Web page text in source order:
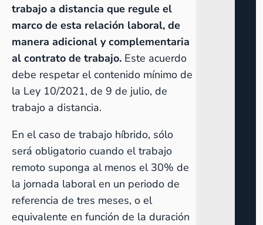
trabajo a distancia que regule el
marco de esta relación laboral, de
manera adicional y complementaria
al contrato de trabajo. Este acuerdo
debe respetar el contenido mínimo de
la Ley 10/2021, de 9 de julio, de
trabajo a distancia.
En el caso de trabajo híbrido, sólo
será obligatorio cuando el trabajo
remoto suponga al menos el 30% de
la jornada laboral en un periodo de
referencia de tres meses, o el
equivalente en función de la duración